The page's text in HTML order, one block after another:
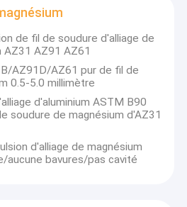
de magnésium
de fil de soudure d'alliage de
AZ31 AZ91 AZ61
AZ91D/AZ61 pur de fil de
0.5-5.0 millimètre
d'aluminium ASTM B90
soudure de magnésium d'AZ31
d'alliage de magnésium
aucune bavures/pas cavité
et les membres du
la production de la fonte de
d'alliage de magnésium, de la
d'extrusion et de l'essai pour
fiable.
ISO9001 et ISO14001,
le système de gestion de la qualité
et avantageuse pour les deux
à la qualité supérieure, service